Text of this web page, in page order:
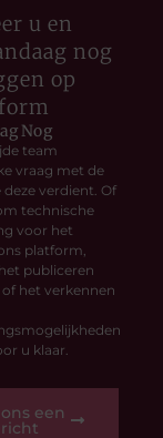
u en
nog
op
Nog
team
vraag met de
verdient. Of
technische
voor het
platform,
publiceren
het verkennen
u klaar.
een